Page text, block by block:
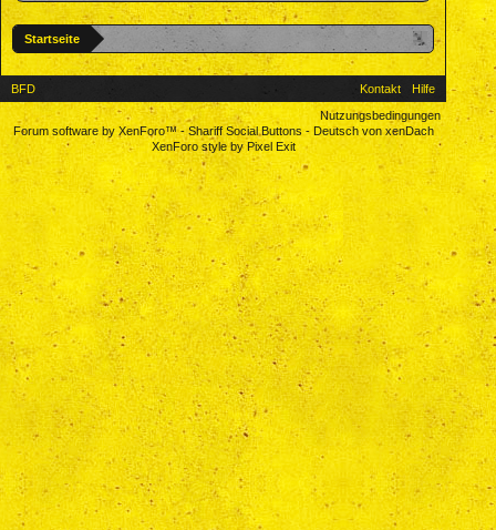
Startseite
BFD Kontakt
Hilfe
Nutzungsbedingungen
Forum software by XenForo™-Shariff Social Buttons- Deutsch von xenDach
XenForo style by Pixel Exit